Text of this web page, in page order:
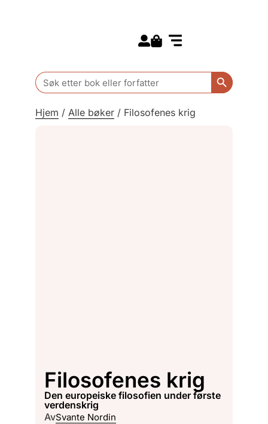
Search
for:
Search
Hjem / Alle bøker / Filosofenes krig
Filosofenes krig
den europeiske filosofien under første
verdenskrig
AvSvante Nordin